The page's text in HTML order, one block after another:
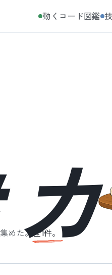
動くコード図鑑
めた。 全1件。